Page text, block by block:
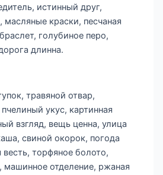
истинный друг,
краски, песчаная
голубиное перо,
длинна.
травяной отвар,
укус, картинная
взгляд, вещь ценна, улица
свиной окорок, погода
весть, торфяное болото,
машинное отделение, ржаная